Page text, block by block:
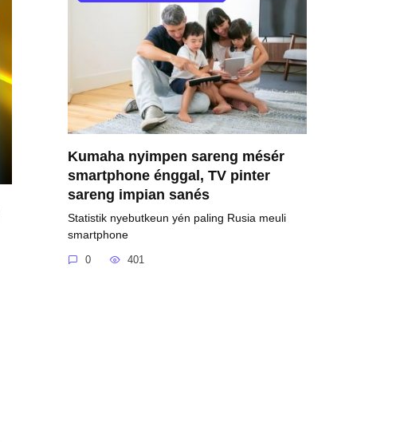
Kumaha nyimpen sareng mésér
smartphone énggal, TV pinter
sareng impian sanés
Statistik nyebutkeun yén paling Rusia meuli
smartphone
0 401